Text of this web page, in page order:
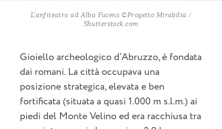
L’anfiteatro ad Alba Fucens ©Progetto Mirabilia /
Shutterstock.com
Gioiello archeologico d’Abruzzo, è fondata
dai romani. La città occupava una
posizione strategica, elevata e ben
fortificata (situata a quasi 1.000 m s.l.m.) ai
piedi del Monte Velino ed era racchiusa tra